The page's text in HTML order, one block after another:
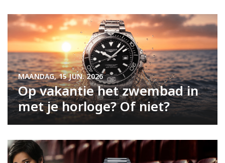
Op vakantie het zwembad in
met je horloge? Of niet?
MAANDAG, 15 JUN. 2026